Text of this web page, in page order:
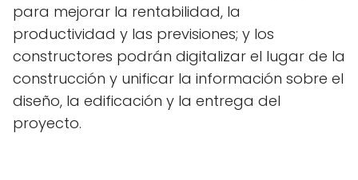
para mejorar la rentabilidad, la
productividad y las previsiones; y los
constructores podrán digitalizar el lugar de la
construcción y unificar la información sobre el
diseño, la edificación y la entrega del
proyecto.